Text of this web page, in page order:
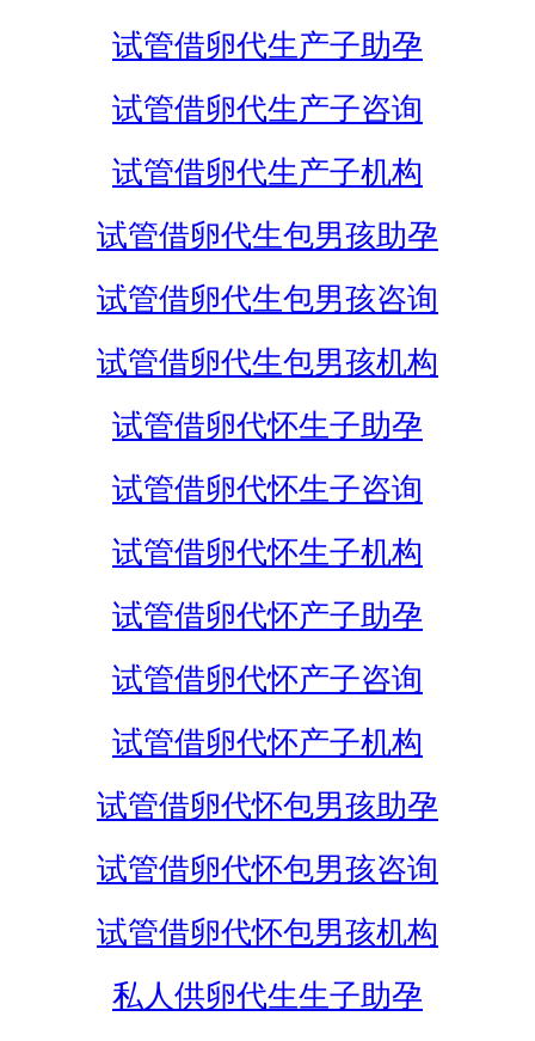
试管借卵代生产子助孕
试管借卵代生产子咨询
试管借卵代生产子机构
试管借卵代生包男孩助孕
试管借卵代生包男孩咨询
试管借卵代生包男孩机构
试管借卵代怀生子助孕
试管借卵代怀生子咨询
试管借卵代怀生子机构
试管借卵代怀产子助孕
试管借卵代怀产子咨询
试管借卵代怀产子机构
试管借卵代怀包男孩助孕
试管借卵代怀包男孩咨询
试管借卵代怀包男孩机构
私人供卵代生生子助孕